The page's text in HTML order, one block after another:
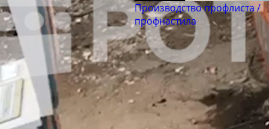
Производство профлиста /
профнастила